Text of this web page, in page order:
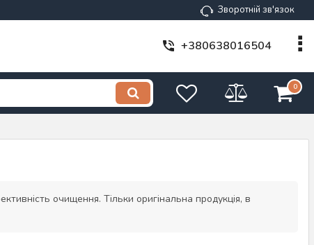
Зворотній зв'язок
+380638016504
0
очищення. Тільки оригінальна продукція, в